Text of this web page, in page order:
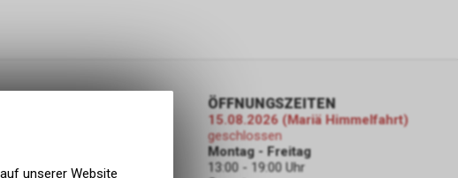
Fahrwerk
ÖFFNUNGSZEITEN
15.08.2026 (Mariä Himmelfahrt)
geschlossen
Montag - Freitag
13:00 - 19:00 Uhr
unserer Website